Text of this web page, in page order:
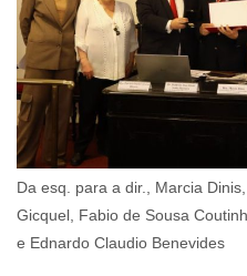
Da esq. para a dir., Marcia
Gicquel, Fabio de Sousa
e Ednardo Claudio Benevides